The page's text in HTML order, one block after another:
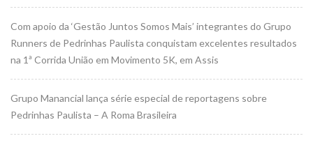
Com apoio da ‘Gestão Juntos Somos Mais’ integrantes do Grupo
Runners de Pedrinhas Paulista conquistam excelentes resultados
na 1ª Corrida União em Movimento 5K, em Assis
Grupo Manancial lança série especial de reportagens sobre
Pedrinhas Paulista – A Roma Brasileira